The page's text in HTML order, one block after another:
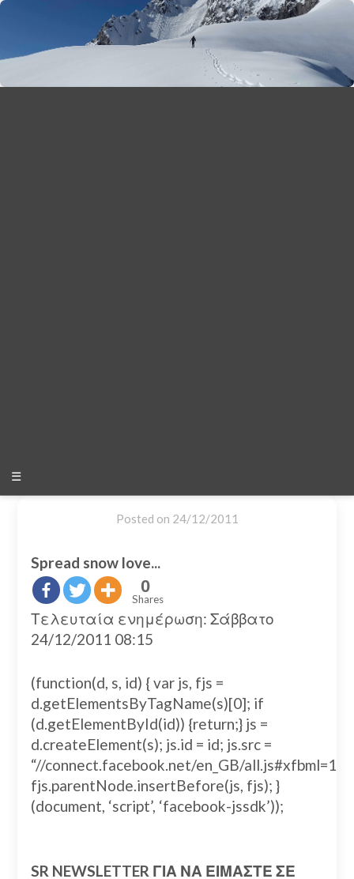
☰
Posted on 24/12/2011
Spread snow love...
0
Shares
Τελευταία ενημέρωση: Σάββατο
24/12/2011 08:15
(function(d, s, id) { var js, fjs =
d.getElementsByTagName(s)[0]; if
(d.getElementById(id)) {return;} js =
d.createElement(s); js.id = id; js.src =
“//connect.facebook.net/en_GB/
fjs.parentNode.insertBefore(js, fjs); }
(document, ‘script’, ‘facebook-jssdk’));
SR NEWSLETTER ΓΙΑ ΝΑ ΕΙΜΑΣΤΕ ΣΕ